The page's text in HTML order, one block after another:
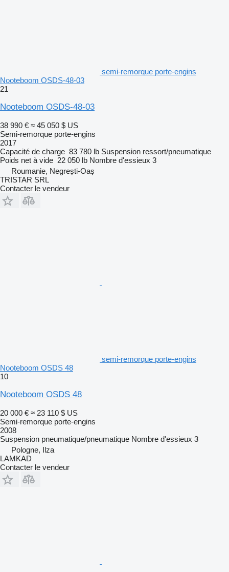
semi-remorque porte-engins
Nooteboom OSDS-48-03
21
Nooteboom OSDS-48-03
38 990 € ≈ 45 050 $ US
Semi-remorque porte-engins
2017
Capacité de charge 83 780 lb Suspension ressort/pneumatique
Poids net à vide 22 050 lb Nombre d'essieux 3
Roumanie, Negrești-Oaș
TRISTAR SRL
Contacter le vendeur
semi-remorque porte-engins
Nooteboom OSDS 48
10
Nooteboom OSDS 48
20 000 € ≈ 23 110 $ US
Semi-remorque porte-engins
2008
Suspension pneumatique/pneumatique Nombre d'essieux 3
Pologne, Ilza
LAMKAD
Contacter le vendeur